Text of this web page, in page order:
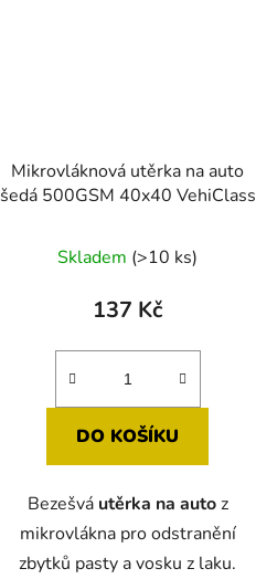
Mikrovláknová utěrka na auto
šedá 500GSM 40x40 VehiClass
Skladem (>10 ks)
137 Kč
DO KOŠÍKU
Bezešvá utěrka na autoz
mikrovlákna pro odstranění
zbytků pasty a vosku z laku.